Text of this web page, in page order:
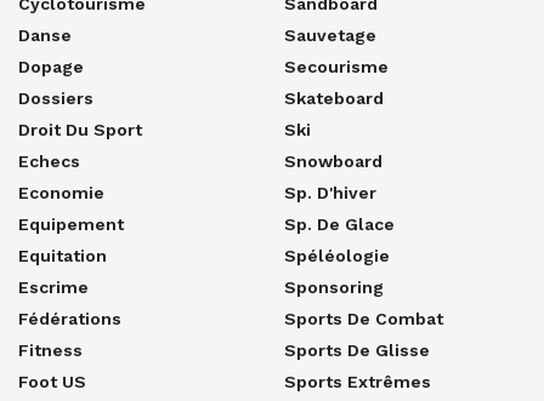
Danse
Dopage
Dossiers
Droit Du Sport
Echecs
Economie
Equipement
Equitation
Escrime
Fédérations
Fitness
Foot US
Sauvetage
Secourisme
Skateboard
Ski
Snowboard
Sp. D'hiver
Sp. De Glace
Spéléologie
Sponsoring
Sports De Combat
Sports De Glisse
Sports Extrêmes